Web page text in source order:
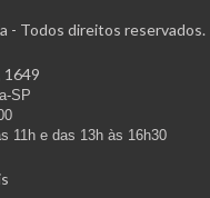
- Todos direitos reservados.
1649
SP
11h e das 13h às 16h30